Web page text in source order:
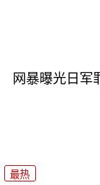
网暴曝光日军
最热